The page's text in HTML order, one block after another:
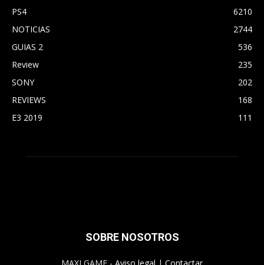
PS4
6210
NOTICIAS
2744
GUIAS 2
536
Review
235
SONY
202
REVIEWS
168
E3 2019
111
SOBRE NOSOTROS